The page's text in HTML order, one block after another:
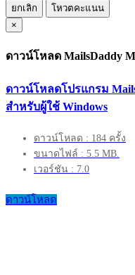
ยกเลิก
โหวตคะแนน
×
ดาวน์โหลด MailsDaddy
ดาวน์โหลดโปรแกรม
สำหรับผู้ใช้ Windows
ดาวน์โหลด : 184 ครั้ง
ขนาดไฟล์ : 5.5 MB.
เวอร์ชัน : 7.0
ดาวน์โหลด